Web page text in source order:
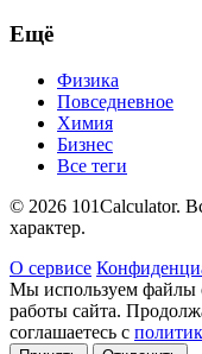
Ещё
Физика
Повседневное
Химия
Бизнес
Все теги
© 2026 101Calculator.
характер.
О сервисе
Мы используем файлы
работы сайта.
соглашаетесь с